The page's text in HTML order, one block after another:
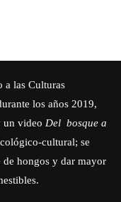
a las Culturas
los años 2019,
un video Del bosque a
cultural; se
de hongos y dar mayor